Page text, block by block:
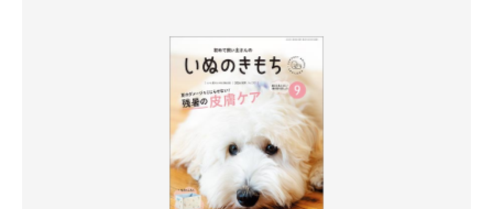
まいにちのいぬ・ねこのきもちアプリ
ヨークシャー・テリアのポッキーくんは、100均のカーペット用
滑り止めマットをフードの下に敷いて活用！老犬になると足の踏
ん張る力が低下しますが、滑り止めマットを敷くことで、立って